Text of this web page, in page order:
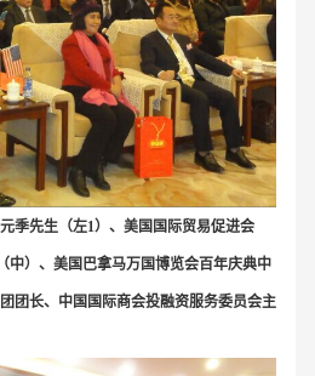
季先生（左1）、美国国际贸易促进会
中）、美国巴拿马万国博览会百年庆典中
团长、中国国际商会投融资服务委员会主